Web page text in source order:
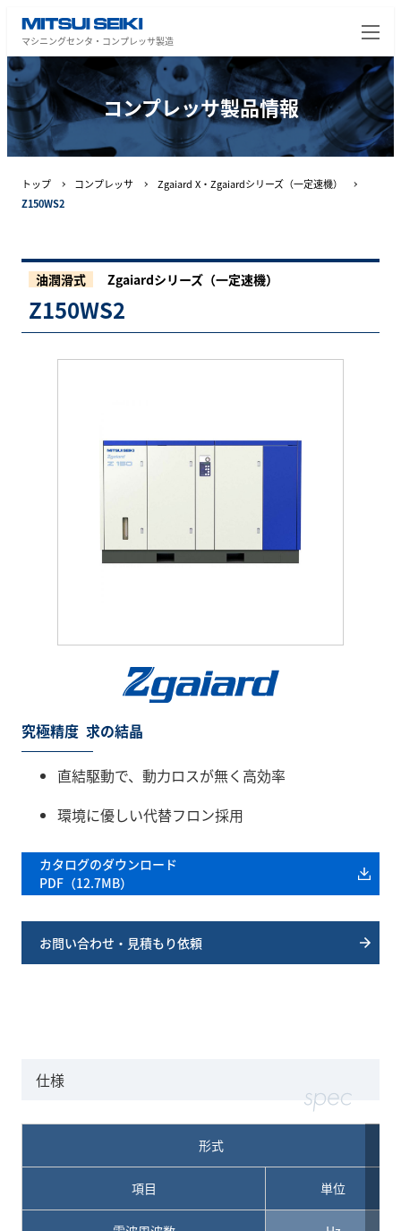
マシニングセンタ・コンプレッサ製造
コンプレッサ製品情報
トップ コンプレッサ
Zgaiard X・Zgaiardシリーズ（一定速機）
Z150WS2
油潤滑式 Zgaiardシリーズ（一定速機）
Z150WS2
究極精度 求の結晶
直結駆動で、動力ロスが無く高効率
環境に優しい代替フロン採用
カタログのダウンロード
PDF（12.7MB）
お問い合わせ・見積もり依頼
仕様
形式
項目 単位